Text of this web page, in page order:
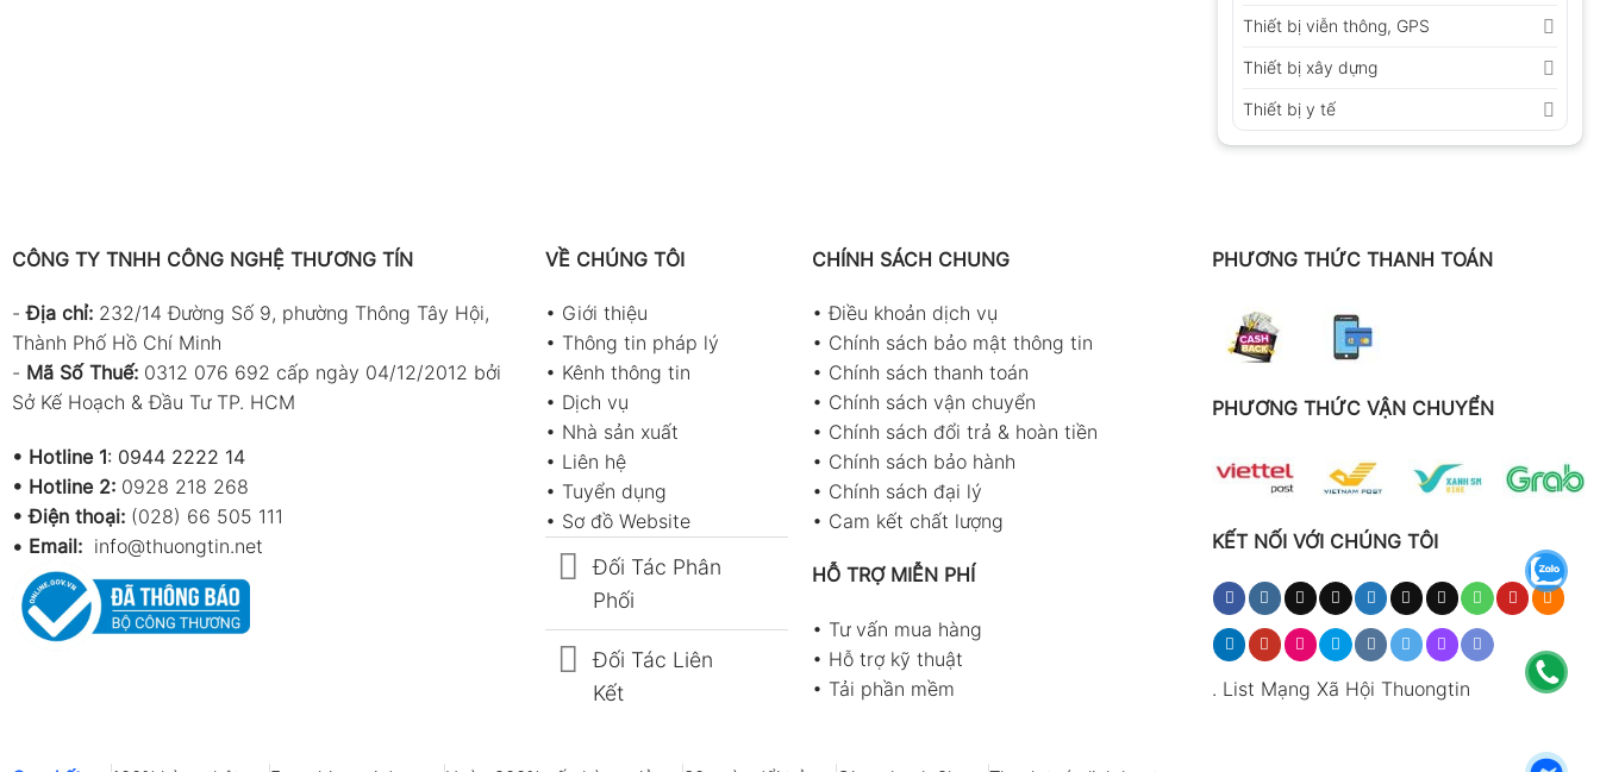
Thiết bị viễn thông, GPS
Thiết bị xây dựng
Thiết bị y tế
CÔNG TY TNHH CÔNG NGHỆ THƯƠNG TÍN
-Địa chỉ: 232/14 Đường Số 9, phường Thông Tây Hội,
Thành Phố Hồ Chí Minh
- Mã Số Thuế: 0312 076 692 cấp ngày 04/12/2012 bởi
Sở Kế Hoạch & Đầu Tư TP. HCM
• Hotline 1: 0944 2222 14
• Hotline 2: 0928 218 268
• Điện thoại: (028) 66 505 111
• Email: info@thuongtin.net
VỀ CHÚNG TÔI
• Giới thiệu
• Thông tin pháp lý
• Kênh thông tin
• Dịch vụ
• Nhà sản xuất
• Liên hệ
• Tuyển dụng
• Sơ đồ Website
Đối Tác Phân
Phối
Đối Tác Liên
Kết
CHÍNH SÁCH CHUNG
•Điều khoản dịch vụ
• Chính sách bảo mật thông tin
• Chính sách thanh toán
• Chính sách vận chuyển
• Chính sách đổi trả & hoàn tiền
• Chính sách bảo hành
• Chính sách đại lý
• Cam kết chất lượng
HỖ TRỢ MIỄN PHÍ
• Tư vấn mua hàng
• Hỗ trợ kỹ thuật
• Tải phần mềm
PHƯƠNG THỨC THANH TOÁN
PHƯƠNG THỨC VẬN CHUYỂN
KẾT NỐI VỚI CHÚNG TÔI
. List Mạng Xã Hội Thuongtin